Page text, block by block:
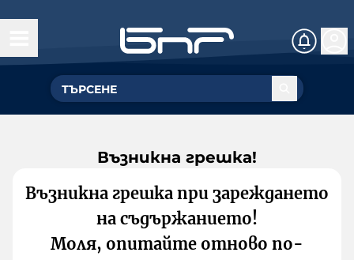
Възникна грешка!
Възникна грешка при зареждането
на съдържанието!
Моля, опитайте отново по-